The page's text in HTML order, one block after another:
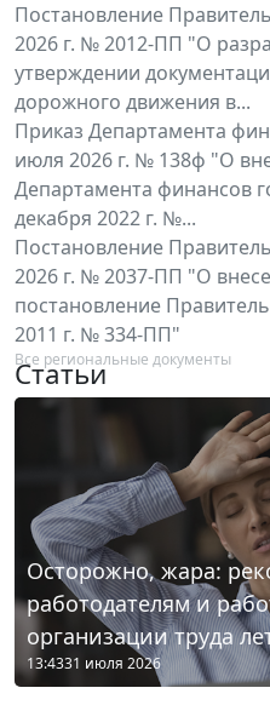
Постановление
2026 г. № 2012-ПП "О
утверждении
дорожного движения в...
Приказ Департамента
июля 2026 г. № 138ф "О
Департамента финансов
декабря 2022 г. №...
Постановление
2026 г. № 2037-ПП "О
постановление
2011 г. № 334-ПП"
Все региональные документы
Статьи
Осторожно, жара:
работодателям и
организации труда
13:4331 июля 2026